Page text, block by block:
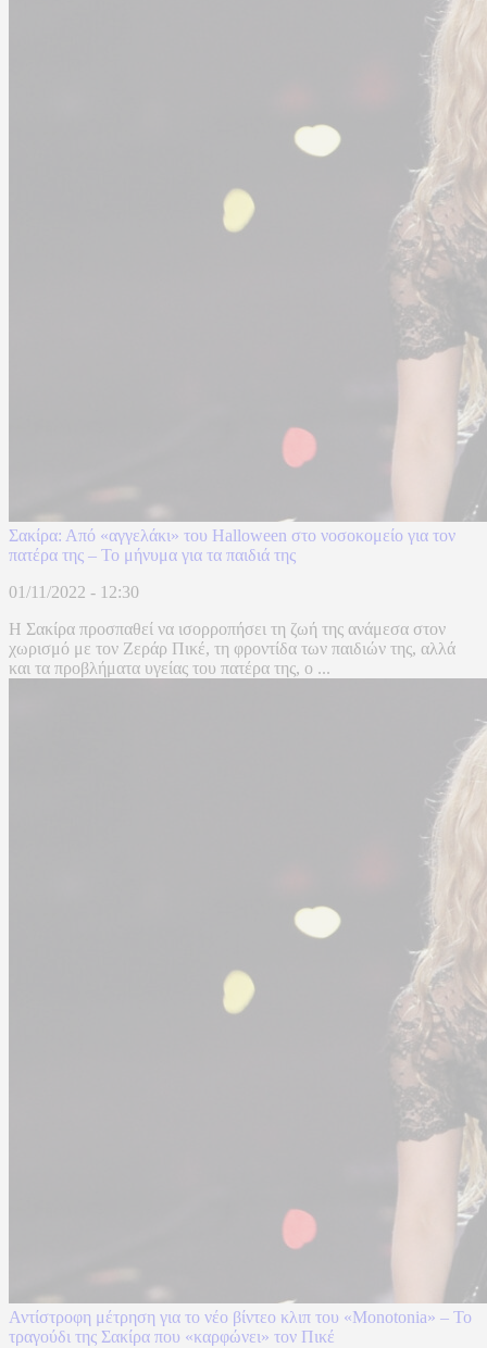
Σακίρα: Από «αγγελάκι» του Halloween στο νοσοκομείο για τον
πατέρα της – Το μήνυμα για τα παιδιά της
01/11/2022 - 12:30
Η Σακίρα προσπαθεί να ισορροπήσει τη ζωή της ανάμεσα στον
χωρισμό με τον Ζεράρ Πικέ, τη φροντίδα των παιδιών της, αλλά
και τα προβλήματα υγείας του πατέρα της, ο ...
Αντίστροφη μέτρηση για το νέο βίντεο κλιπ του «Monotonia» – Το
τραγούδι της Σακίρα που «καρφώνει» τον Πικέ